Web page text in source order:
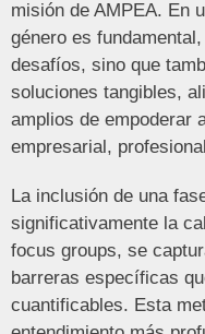
misión de AMPEA. En
género es
desafíos, sino que
soluciones tangibles,
amplios de empoderar
empresarial,
La inclusión de una
significativamente la
focus groups, se
barreras específicas
cuantificables. Esta